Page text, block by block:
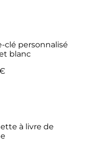
clé personnalisé
blanc
à livre de